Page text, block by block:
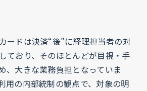
ードは決済“後”に経理担当者の対
ており、そのほとんどが目視・手
、大きな業務負担となっていま
用の内部統制の観点で、対象の明